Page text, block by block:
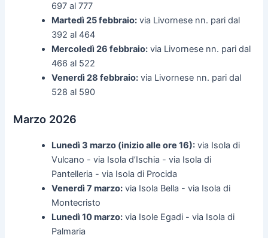
697 al 777
Martedì 25 febbraio: via Livornese nn. pari dal
392 al 464
Mercoledì 26 febbraio: via Livornese nn. pari dal
466 al 522
Venerdì 28 febbraio: via Livornese nn. pari dal
528 al 590
Marzo 2026
Lunedì 3 marzo (inizio alle ore 16): via Isola di
Vulcano - via Isola d’Ischia - via Isola di
Pantelleria - via Isola di Procida
Venerdì 7 marzo: via Isola Bella - via Isola di
Montecristo
Lunedì 10 marzo: via Isole Egadi - via Isola di
Palmaria